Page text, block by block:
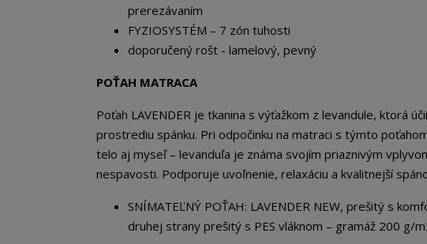
prerezávaním
FYZIOSYSTÉM – 7 zón tuhosti
doporučený rošt - lamelový, pevný
POŤAH MATRACA
Poťah LAVENDER je tkanina s výťažkom z levandule, ktorá
prostrediu spánku. Pri odpočinku na matraci s týmto
telo aj myseľ – levanduľa je známa svojím priaznivým
nespavosti. Podporuje uvoľnenie, relaxáciu a kvalitnejší
SNÍMATEĽNÝ POŤAH: LAVENDER NEW, prešitý s
druhej strany prešitý s PES vláknom – gramáž 200 g/